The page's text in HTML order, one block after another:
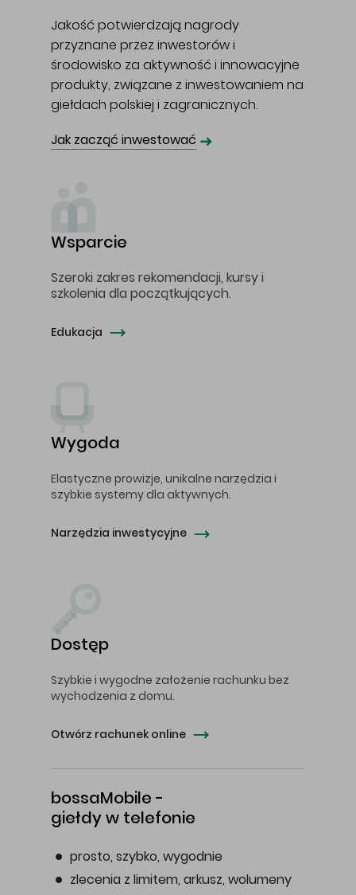
Jakość potwierdzają nagrody
przyznane przez inwestorów i
środowisko za aktywność i innowacyjne
produkty, związane z inwestowaniem na
giełdach polskiej i zagranicznych.
Jak zacząć inwestować ➜
Wsparcie
Szeroki zakres rekomendacji, kursy i
szkolenia dla początkujących.
Edukacja
Wygoda
Elastyczne prowizje, unikalne narzędzia i
szybkie systemy dla aktywnych.
Narzędzia inwestycyjne
Dostęp
Szybkie i wygodne założenie rachunku bez
wychodzenia z domu.
Otwórz rachunek online
bossaMobile -
giełdy w telefonie
prosto, szybko, wygodnie
zlecenia z limitem, arkusz, wolumeny